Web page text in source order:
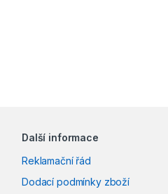
Další informace
Reklamační řád
Dodací podmínky zboží